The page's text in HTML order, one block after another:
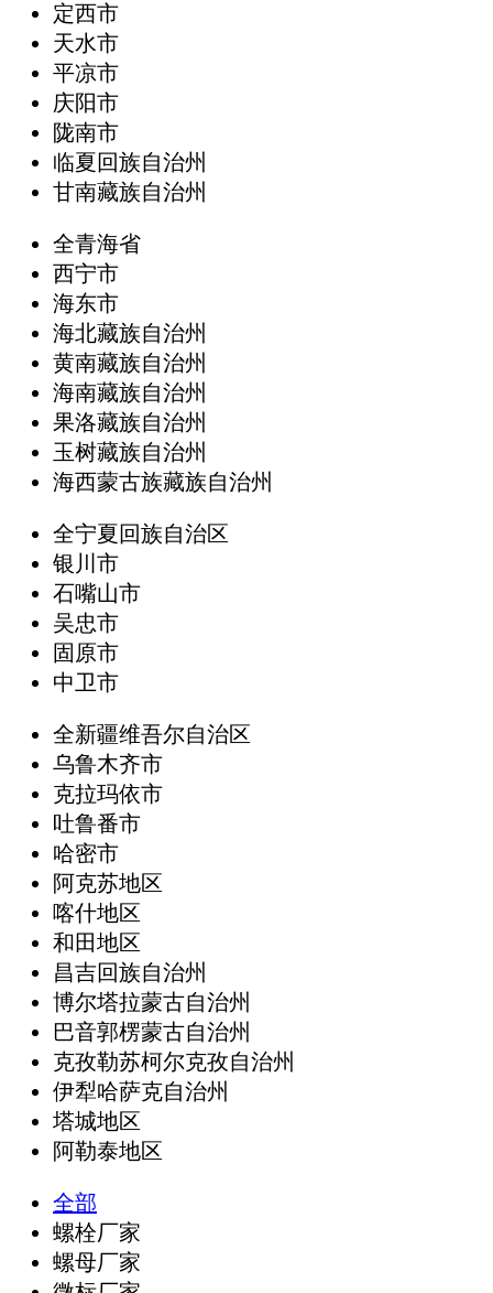
定西市
天水市
平凉市
庆阳市
陇南市
临夏回族自治州
甘南藏族自治州
全青海省
西宁市
海东市
海北藏族自治州
黄南藏族自治州
海南藏族自治州
果洛藏族自治州
玉树藏族自治州
海西蒙古族藏族自治州
全宁夏回族自治区
银川市
石嘴山市
吴忠市
固原市
中卫市
全新疆维吾尔自治区
乌鲁木齐市
克拉玛依市
吐鲁番市
哈密市
阿克苏地区
喀什地区
和田地区
昌吉回族自治州
博尔塔拉蒙古自治州
巴音郭楞蒙古自治州
克孜勒苏柯尔克孜自治州
伊犁哈萨克自治州
塔城地区
阿勒泰地区
全部
螺栓厂家
螺母厂家